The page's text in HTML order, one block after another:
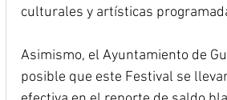
culturales y artísticas
Asimismo, el Ayuntamiento de
posible que este Festival se